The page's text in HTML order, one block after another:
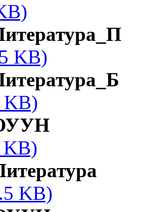
KB)
KB)
KB)
KB)